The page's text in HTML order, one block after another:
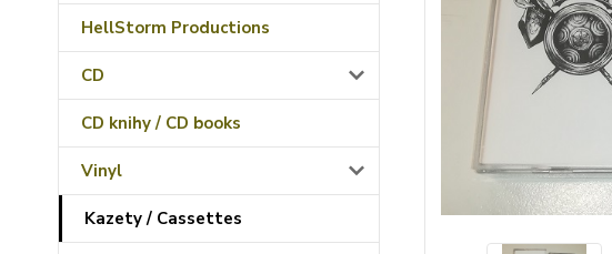
HellStorm Productions
CD
CD knihy / CD books
Vinyl
Kazety / Cassettes